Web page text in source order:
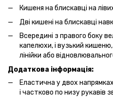
Кишеня на блискавці на
Дві кишені на блискавці
Всередині з правого боку
капелюхи, і вузький
лінійки або
Додаткова інформація:
Еластична у двох
і частково по низу рукавів